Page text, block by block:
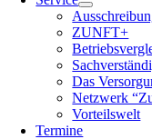
ZUNFT+
Das
Netzwerk
Vorteilswelt
Termine